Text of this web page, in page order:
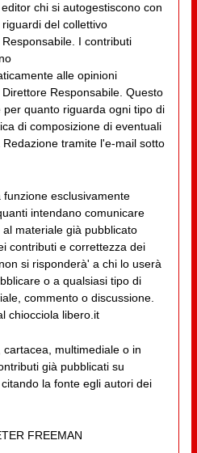
chi si autogestiscono con
del collettivo
I contributi
alle opinioni
Responsabile. Questo
quanto riguarda ogni tipo di
di composizione di eventuali
tramite l'e-mail sotto
funzione esclusivamente
intendano comunicare
materiale già pubblicato
contributi e correttezza dei
si risponderà' a chi lo userà
o a qualsiasi tipo di
commento o discussione.
chiocciola libero.it
multimediale o in
già pubblicati su
la fonte egli autori dei
FREEMAN